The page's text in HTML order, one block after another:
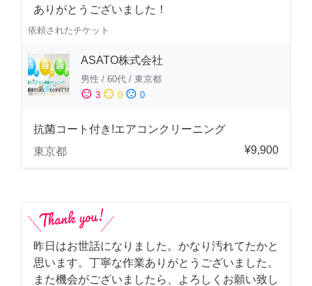
ありがとうございました！
依頼されたチケット
ASATO株式会社
男性 / 60代 / 東京都
sentiment_satisfied 3 sentiment_neutral 0 sentiment_dissatisfied 0
抗菌コート付き!エアコンクリーニング
東京都
¥9,900
昨日はお世話になりました。かなり汚れてたかと
思います。丁寧な作業ありがとうございました。
また機会がございましたら、よろしくお願い致し